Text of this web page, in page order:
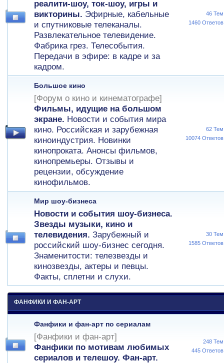
реалити-шоу, ток-шоу, игры и
викторины. Эфирные, кабельные
и спутниковые телеканалы.
Развлекательное телевидение.
Фабрика грез. Телесобытия.
Передачи в эфире: в кадре и за
кадром.
46 Тем
1460 Ответов
Большое кино
[Форум о кино и кинематографе]
Фильмы, идущие на большом
экране. Новости и события мира
кино. Российская и зарубежная
киноиндустрия. Новинки
кинопроката. Анонсы фильмов,
кинопремьеры. Отзывы и
рецензии, обсуждение
кинофильмов.
62 Тем
10074 Ответов
Мир шоу-бизнеса
Новости и события шоу-бизнеса.
Звезды музыки, кино и
телевидения. Зарубежный и
российский шоу-бизнес сегодня.
Знаменитости: телезвезды и
кинозвезды, актеры и певцы.
Факты, сплетни и слухи.
30 Тем
1585 Ответов
ФАНФИКИ И ФАН-АРТ
Фанфики и фан-арт по сериалам
[Фанфики и фан-арт]
Фанфики по мотивам любимых
сериалов и телешоу. Фан-арт.
248 Тем
445 Ответов